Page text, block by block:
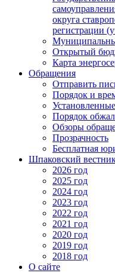
округа
регистрации
Открытый
Карта
Обращения
Отправить
Порядок и
Порядок
Обзоры
Прозрачность
Бесплатная
Шпаковский
2026 год
2025 год
2024 год
2023 год
2022 год
2021 год
2020 год
2019 год
2018 год
О сайте